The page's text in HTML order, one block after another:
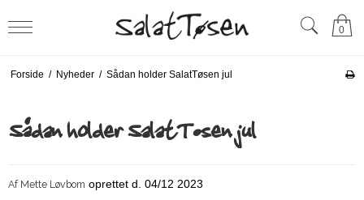
0
Forside / Nyheder / Sådan holder SalatTøsen jul
Sådan holder SalatTøsen jul
Af Mette Løvbom oprettet d. 04/12 2023